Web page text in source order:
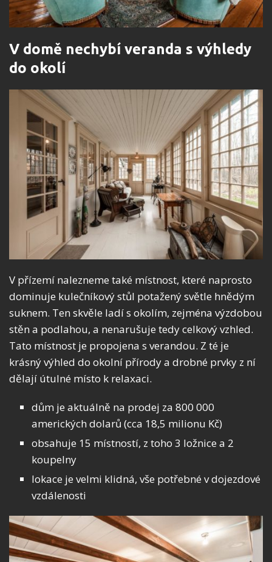
V domě nechybí veranda s výhledy
do okolí
V přízemí nalezneme také místnost, které naprosto
dominuje kulečníkový stůl potažený světle hnědým
suknem. Ten skvěle ladí s okolím, zejména výzdobou
stěn a podlahou, a nenarušuje tedy celkový vzhled.
Tato místnost je propojena s verandou. Z té je
krásný výhled do okolní přírody a drobné prvky z ní
dělají útulné místo k relaxaci.
dům je aktuálně na prodej za 800 000
amerických dolarů (cca 18,5 milionu Kč)
obsahuje 15 místností, z toho 3 ložnice a 2
koupelny
lokace je velmi klidná, vše potřebné v dojezdové
vzdálenosti